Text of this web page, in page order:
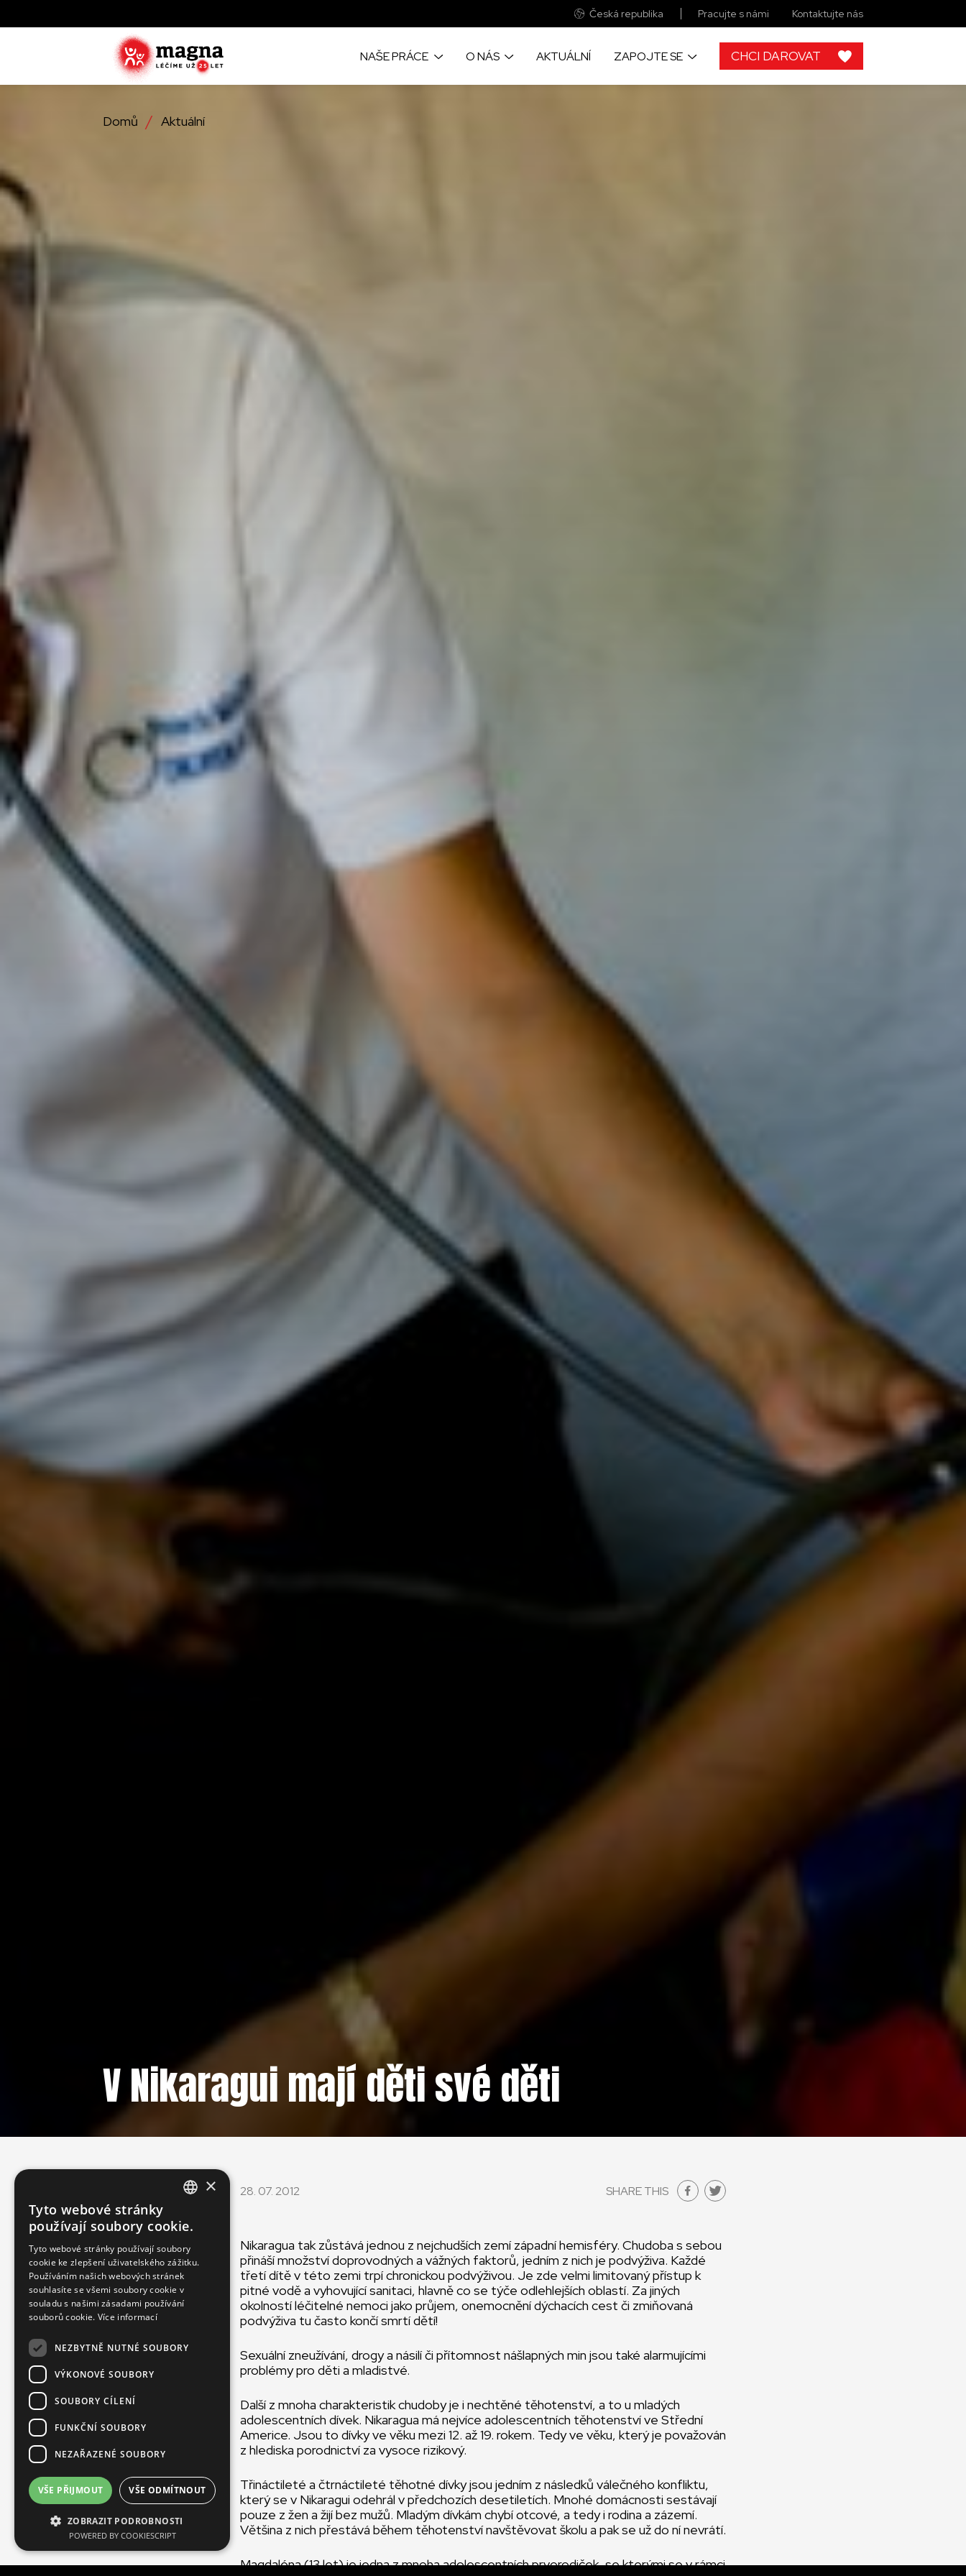
Česká republika Pracujte s námi Kontaktujte nás
NAŠE PRÁCE O NÁS AKTUÁLNÍ ZAPOJTE SE CHCI DAROVAT
Domů Aktuální
V Nikaragui mají děti své děti
28. 07. 2012 SHARE THIS
Nikaragua tak zůstává jednou z nejchudších zemí západní hemisféry. Chudoba s sebou
přináší množství doprovodných a vážných faktorů, jedním z nich je podvýživa. Každé
třetí dítě v této zemi trpí chronickou podvýživou. Je zde velmi limitovaný přístup k
pitné vodě a vyhovující sanitaci, hlavně co se týče odlehlejších oblastí. Za jiných
okolností léčitelné nemoci jako průjem, onemocnění dýchacích cest či zmiňovaná
podvýživa tu často končí smrtí dětí!
Sexuální zneužívání, drogy a násilí či přítomnost nášlapných min jsou také alarmujícími
problémy pro děti a mladistvé.
Další z mnoha charakteristik chudoby je i nechtěné těhotenství, a to u mladých
adolescentních dívek. Nikaragua má nejvíce adolescentních těhotenství ve Střední
Americe. Jsou to dívky ve věku mezi 12. až 19. rokem. Tedy ve věku, který je považován
z hlediska porodnictví za vysoce rizikový.
Třináctileté a čtrnáctileté těhotné dívky jsou jedním z následků válečného konfliktu,
který se v Nikaragui odehrál v předchozích desetiletích. Mnohé domácnosti sestávají
pouze z žen a žijí bez mužů. Mladým dívkám chybí otcové, a tedy i rodina a zázemí.
Většina z nich přestává během těhotenství navštěvovat školu a pak se už do ní nevrátí.
Magdaléna (13 let) je jedna z mnoha adolescentních prvorodiček, se kterými se v rámci
CZECH
×
Tyto webové stránky
používají soubory cookie.
Tyto webové stránky používají soubory
cookie ke zlepšení uživatelského zážitku.
Používáním našich webových stránek
souhlasíte se všemi soubory cookie v
souladu s našimi zásadami používání
souborů cookie. Více informací
NEZBYTNĚ NUTNÉ SOUBORY
VÝKONOVÉ SOUBORY
SOUBORY CÍLENÍ
FUNKČNÍ SOUBORY
NEZAŘAZENÉ SOUBORY
VŠE PŘIJMOUT VŠE ODMÍTNOUT
ZOBRAZIT PODROBNOSTI
POWERED BY COOKIESCRIPT